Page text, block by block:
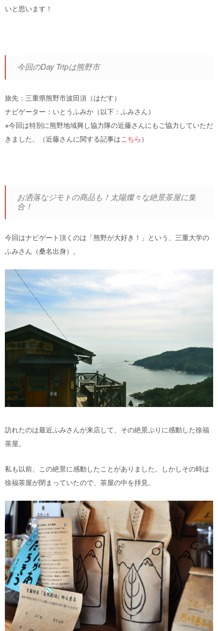
いと思います！
今回のDay Tripは熊野市
旅先：三重県熊野市波田須（はだす）
ナビゲーター：いとうふみか（以下：ふみさん）
※今回は特別に熊野地域興し協力隊の近藤さんにもご協力していただ
きました。（近藤さんに関する記事はこちら ）
お洒落なジモトの商品も！太陽燦々な絶景茶屋に集
合！
今回はナビゲート頂くのは「熊野が大好き！」という、三重大学の
ふみさん（桑名出身）。
訪れたのは最近ふみさんが来店して、その絶景ぶりに感動した徐福
茶屋。
私も以前、この絶景に感動したことがありました。しかしその時は
徐福茶屋が閉まっていたので、茶屋の中を拝見。